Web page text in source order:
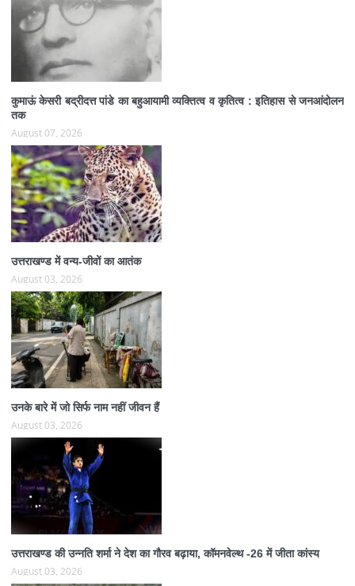
कुमाऊं केसरी बद्रीदत्त पांडे का बहुआयामी व्यक्तित्व व कृतित्व : इतिहास से जनआंदोलन
तक
August 07, 2026
उत्तराखण्ड में वन्य-जीवों का आतंक
August 03, 2026
उनके बारे में जो सिर्फ नाम नहीं जीवन हैं
August 03, 2026
उत्तराखण्ड की उन्नति शर्मा ने देश का गौरव बढ़ाया, कॉमनवेल्थ -26 में जीता कांस्य
August 03, 2026